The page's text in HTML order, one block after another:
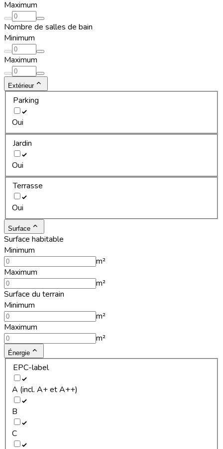
Maximum
Nombre de salles de bain
Minimum
Maximum
Extérieur
Parking
Oui
Jardin
Oui
Terrasse
Oui
Surface
Surface habitable
Minimum
m²
Maximum
m²
Surface du terrain
Minimum
m²
Maximum
m²
Énergie
EPC-label
A (incl. A+ et A++)
B
C